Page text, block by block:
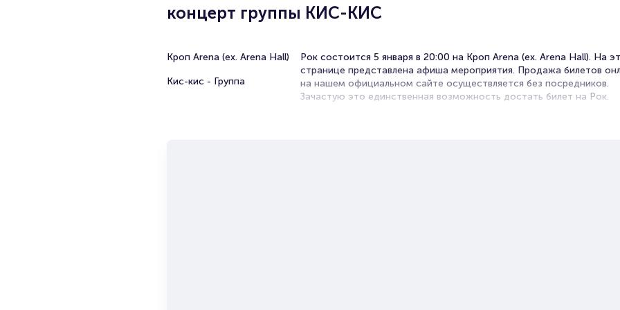
концерт группы КИС-КИС
Кроп Arena (ex. Arena Hall)
Кис-кис - Группа
Рок состоится 5 января в 20:00 на Кроп Arena (ex. Arena Hall). На
странице представлена афиша мероприятия. Продажа билетов
на нашем официальном сайте осуществляется без посредников.
Зачастую это единственная возможность достать билет на Рок.